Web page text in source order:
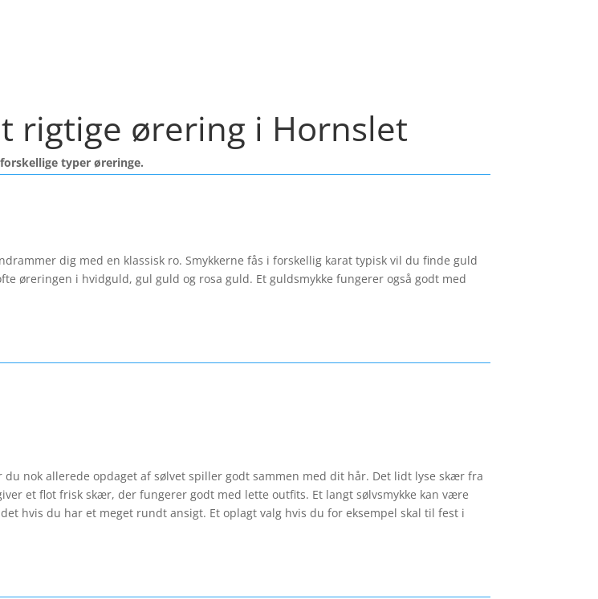
rigtige ørering i Hornslet
typer øreringe.
dig med en klassisk ro. Smykkerne fås i forskellig karat typisk vil du finde guld
øreringen i hvidguld, gul guld og rosa guld. Et guldsmykke fungerer også godt med
nok allerede opdaget af sølvet spiller godt sammen med dit hår. Det lidt lyse skær fra
et flot frisk skær, der fungerer godt med lette outfits. Et langt sølvsmykke kan være
hvis du har et meget rundt ansigt. Et oplagt valg hvis du for eksempel skal til fest i